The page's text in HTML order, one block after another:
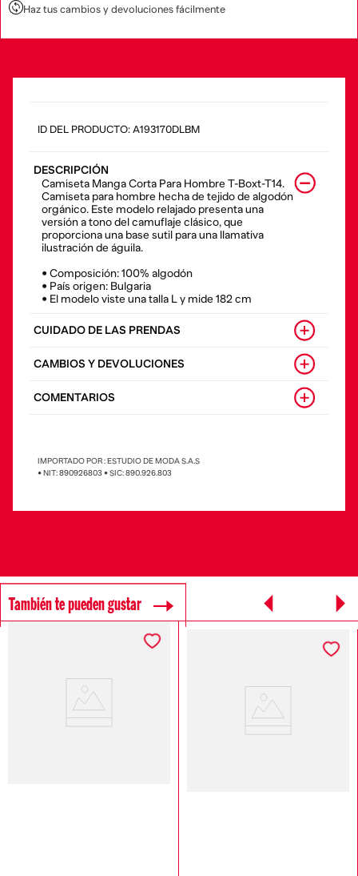
Haz tus cambios y devoluciones fácilmente
: A193170DLBM
DESCRIPCIÓN
Camiseta Manga Corta Para Hombre T-Boxt-T14.
Camiseta para hombre hecha de tejido de algodón
orgánico. Este modelo relajado presenta una
versión a tono del camuflaje clásico, que
proporciona una base sutil para una llamativa
ilustración de águila.
• Composición: 100% algodón
• País origen: Bulgaria
• El modelo viste una talla L y mide 182 cm
CUIDADO DE LAS PRENDAS
CAMBIOS Y DEVOLUCIONES
COMENTARIOS
IMPORTADO POR : ESTUDIO DE MODA S.A.S
• NIT: 890926803 • SIC: 890.926.803
También te pueden gustar